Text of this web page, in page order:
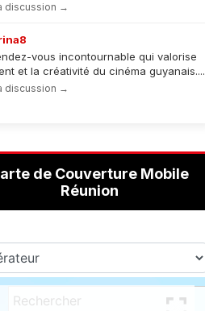
discussion →
vous incontournable qui valorise
et la créativité du cinéma guyanais....
discussion →
de Couverture Mobile
Réunion